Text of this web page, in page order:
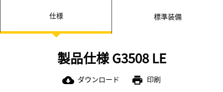
仕様 標準装備
製品仕様 G3508 LE
cloud_download ダウンロード print 印刷